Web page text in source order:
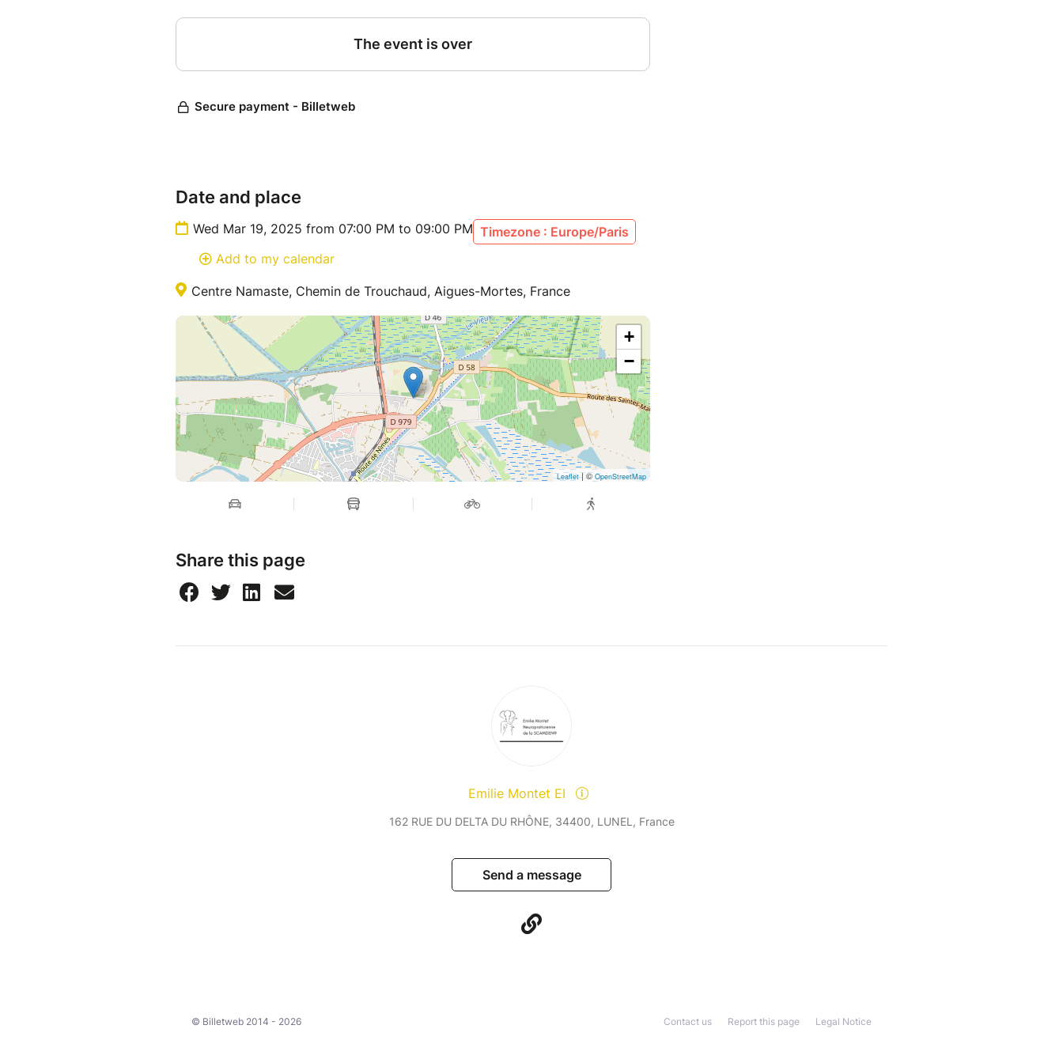
Un moment hors du temps pour sortir du mode survie et incarner enfin la
Es-tu prête à dire oui à toi-même ?
Mercredi 19 mars à 19h - 2h de voyage émotionnel
✨ Places limitées – Inscription obligatoire
Date and place
Wed Mar 19, 2025 from 07:00 PM to 09:00 PM Timezone : Europe/Paris
Add to my calendar
Centre Namaste, Chemin de Trouchaud, Aigues-Mortes, France
+
−
Leaflet| ©OpenStreetMap
Share this page
Emilie Montet EI
162 RUE DU DELTA DU RHÔNE, 34400, LUNEL, France
Send a message
© Billetweb 2014 - 2026 Legal Notice
Report this page
Contact us